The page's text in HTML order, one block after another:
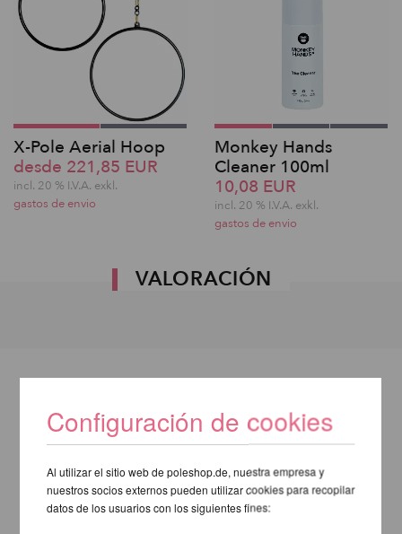
X-Pole Aerial Hoop
desde 221,85 EUR
incl. 20 % I.V.A. exkl.
gastos de envio
Monkey Hands
Cleaner 100ml
10,08 EUR
incl. 20 % I.V.A. exkl.
gastos de envio
VALORACIÓN
Configuración de cookies
Al utilizar el sitio web de poleshop.de, nuestra empresa y
nuestros socios externos pueden utilizar cookies para recopilar
datos de los usuarios con los siguientes fines: